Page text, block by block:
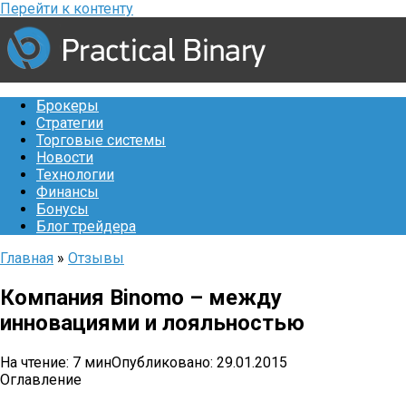
Перейти к контенту
Брокеры
Стратегии
Торговые системы
Новости
Технологии
Финансы
Бонусы
Блог трейдера
Главная » Отзывы
Компания Binomo – между
инновациями и лояльностью
На чтение: 7 минОпубликовано: 29.01.2015
Оглавление